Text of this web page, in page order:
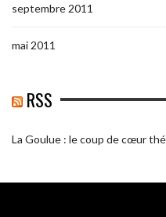
septembre 2011
mai 2011
RSS
La Goulue : le coup de cœur